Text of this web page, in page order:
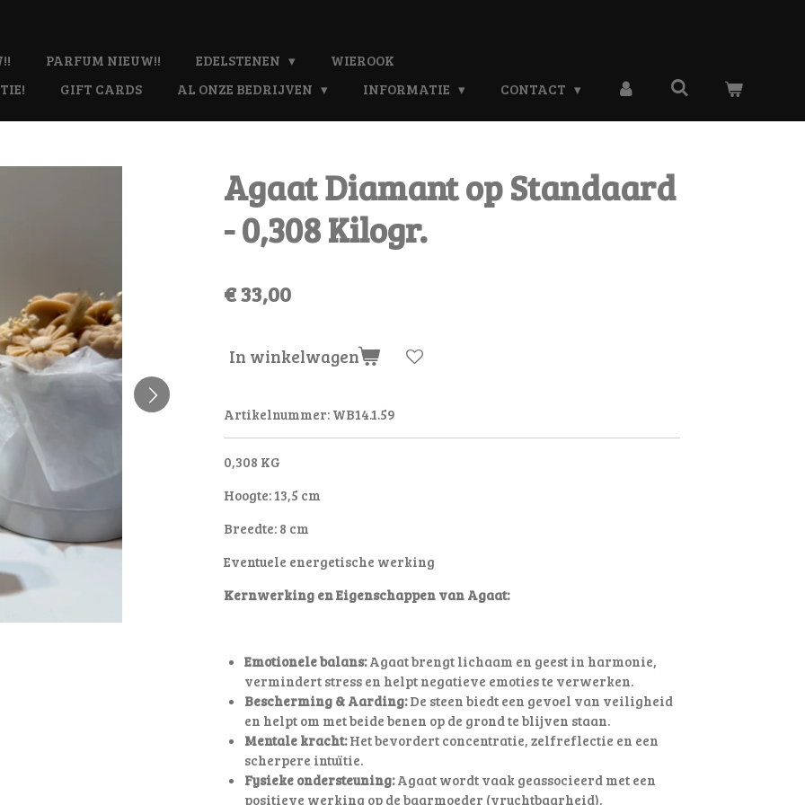
PARFUM NIEUW!! EDELSTENEN
WIEROOK
GIFT CARDS AL ONZE BEDRIJVEN INFORMATIE CONTACT
Agaat Diamant op Standaard
- 0,308 Kilogr.
€ 33,00
In winkelwagen
Artikelnummer: WB14.1.59
0,308 KG
Hoogte: 13,5 cm
Breedte: 8 cm
Eventuele energetische werking
Kernwerking en Eigenschappen van Agaat:
Emotionele balans:Agaat brengt lichaam en geest in harmonie,
vermindert stress en helpt negatieve emoties te verwerken.
Bescherming & Aarding:De steen biedt een gevoel van veiligheid
en helpt om met beide benen op de grond te blijven staan.
Mentale kracht:Het bevordert concentratie, zelfreflectie en een
scherpere intuïtie.
Fysieke ondersteuning:Agaat wordt vaak geassocieerd met een
positieve werking op de baarmoeder (vruchtbaarheid),